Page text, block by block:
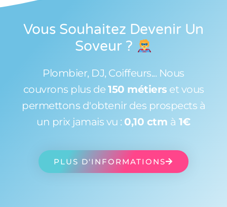
Vous Souhaitez Devenir Un
Soveur ?
Plombier, DJ, Coiffeurs... Nous
couvrons plus de 150 métiers et vous
permettons d'obtenir des prospects à
un prix jamais vu : 0,10 ctm à 1€
PLUS D'INFORMATIONS